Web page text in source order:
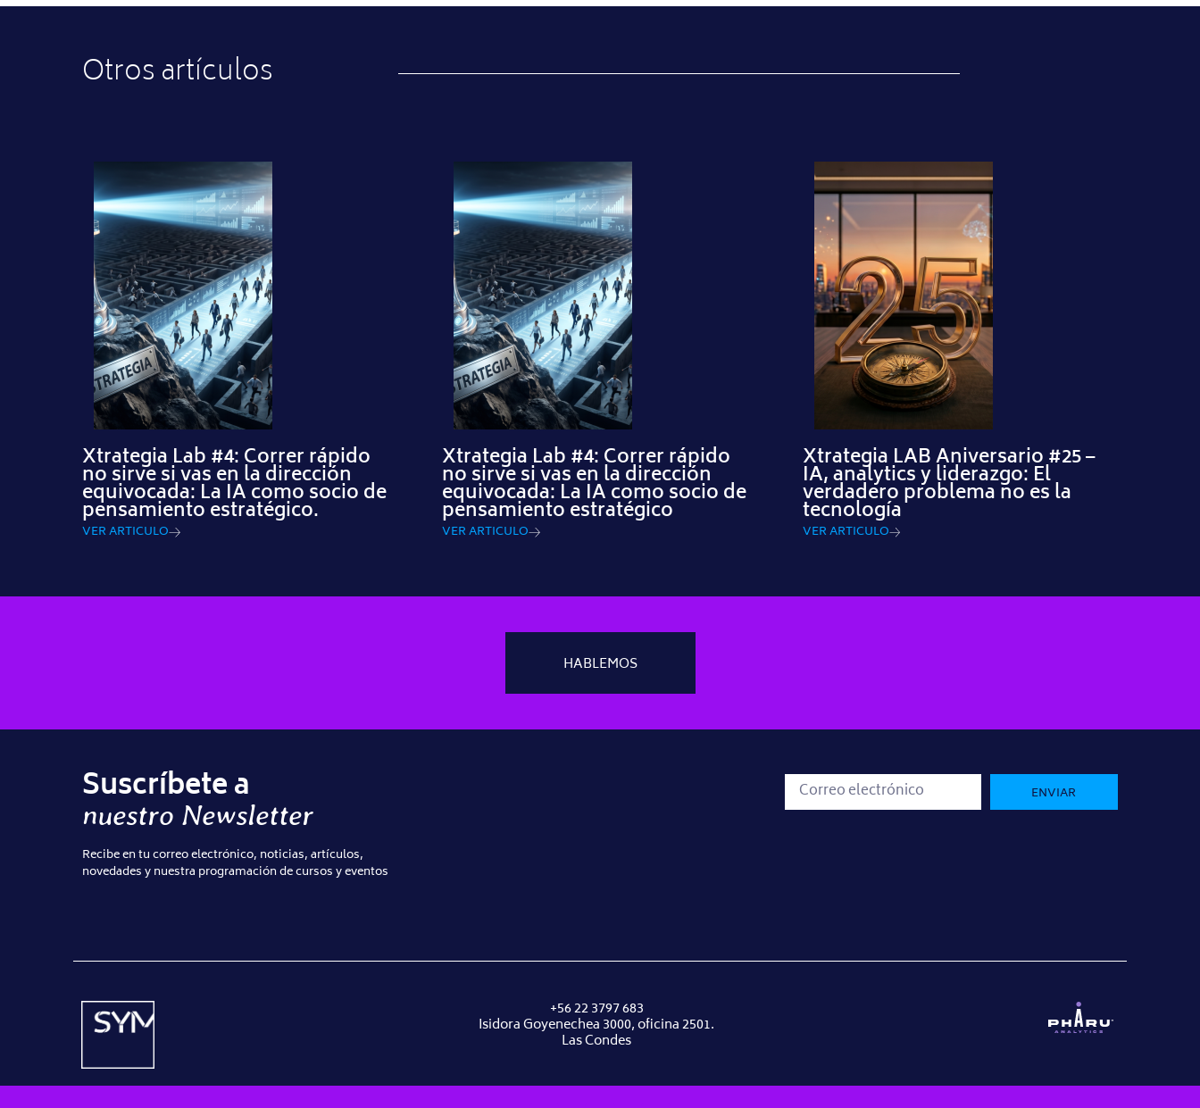
Otros artículos
Xtrategia Lab #4: Correr rápido
no sirve si vas en la dirección
equivocada: La IA como socio de
pensamiento estratégico.
VER ARTICULO
Xtrategia Lab #4: Correr rápido
no sirve si vas en la dirección
equivocada: La IA como socio de
pensamiento estratégico
VER ARTICULO
Xtrategia LAB Aniversario #25 –
IA, analytics y liderazgo: El
verdadero problema no es la
tecnología
VER ARTICULO
HABLEMOS
Suscríbete a
nuestro Newsletter
Recibe en tu correo electrónico, noticias, artículos,
novedades y nuestra programación de cursos y eventos
ENVIAR
+56 22 3797 683
Isidora Goyenechea 3000, oficina 2501.
Las Condes